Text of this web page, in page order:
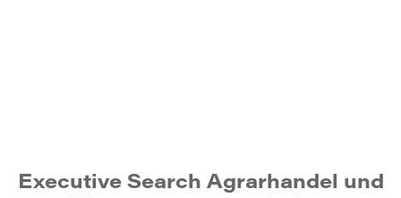
Executive Search Agrarhandel und